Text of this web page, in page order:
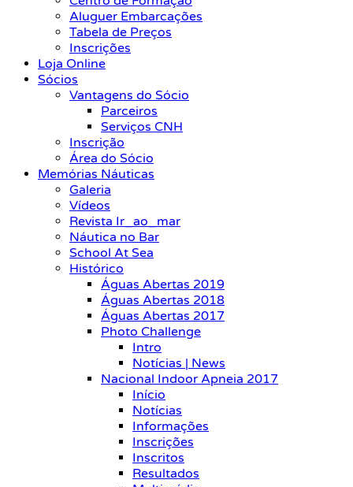
Aluguer Embarcações
Tabela de Preços
Inscrições
Loja Online
Sócios
Vantagens do Sócio
Parceiros
Serviços CNH
Inscrição
Área do Sócio
Memórias Náuticas
Galeria
Vídeos
Revista Ir_ao_mar
Náutica no Bar
School At Sea
Histórico
Águas Abertas 2019
Águas Abertas 2018
Águas Abertas 2017
Photo Challenge
Intro
Notícias | News
Nacional Indoor Apneia 2017
Início
Notícias
Informações
Inscrições
Inscritos
Resultados